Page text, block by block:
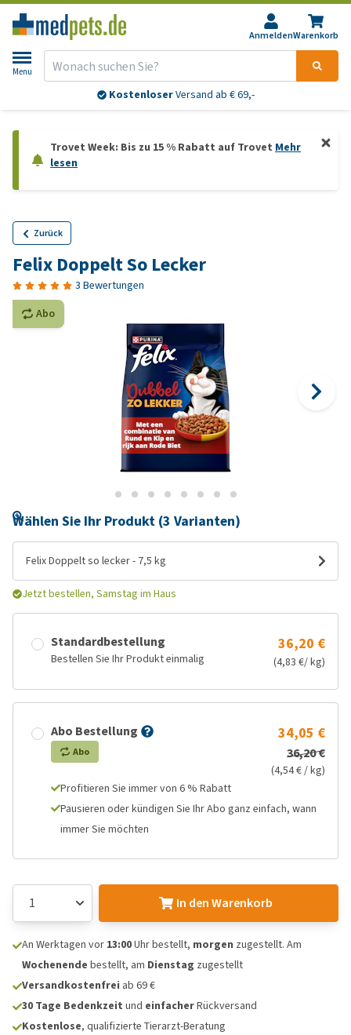
AnmeldenWarenkorb
Menu
KostenloserVersand ab € 69,-
Trovet Week: Bis zu 15 % Rabatt auf Trovet Mehr
lesen
Zurück
Felix Doppelt So Lecker
3 Bewertungen
Abo
Wählen Sie Ihr Produkt (3 Varianten)
Felix Doppelt so lecker - 7,5 kg
Jetzt bestellen, Samstag im Haus
Standardbestellung
Bestellen Sie Ihr Produkt einmalig
36,20 €
(4,83 €/ kg)
Abo Bestellung
Abo
34,05 €
36,20 €
(4,54 € / kg)
Profitieren Sie immer von 6 % Rabatt
Pausieren oder kündigen Sie Ihr Abo ganz einfach, wann
immer Sie möchten
In den Warenkorb
An Werktagen vor 13:00Uhr bestellt, morgen zugestellt. Am
Wochenende bestellt, am Dienstag zugestellt
Versandkostenfrei ab 69 €
30 Tage Bedenkzeit und einfacherRückversand
Kostenlose, qualifizierte Tierarzt-Beratung